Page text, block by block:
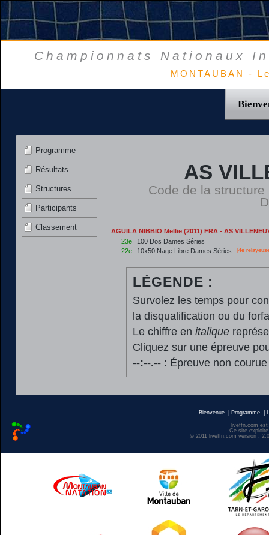
Championnats Nationaux
MONTAUBAN -
Programme
Résultats
Structures
Participants
Classement
AS
Code de la
AGUILA NIBBIO Mellie (2011) FRA - AS
23e
100 Dos Dames Séries
22e
10x50 Nage Libre Dames Séries [4e
LÉGENDE :
Survolez les temps pour
la disqualification ou du
Le chiffre en italique
Cliquez sur une épreuve
--:--.--: Épreuve non
Bienvenue Programme
liveffn.com
Ce site
© 2011 liveffn.com version :